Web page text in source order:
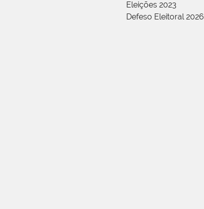
Eleições 2023
Defeso Eleitoral 2026